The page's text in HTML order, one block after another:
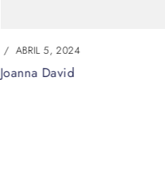
ABRIL 5, 2024
Joanna David